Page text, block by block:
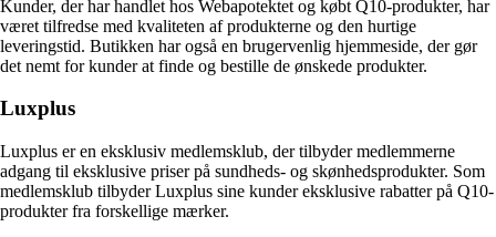
Kunder, der har handlet hos Webapotektet og købt Q10-produkter, har
været tilfredse med kvaliteten af produkterne og den hurtige
leveringstid. Butikken har også en brugervenlig hjemmeside, der gør
det nemt for kunder at finde og bestille de ønskede produkter.
Luxplus
Luxplus er en eksklusiv medlemsklub, der tilbyder medlemmerne
adgang til eksklusive priser på sundheds- og skønhedsprodukter. Som
medlemsklub tilbyder Luxplus sine kunder eksklusive rabatter på Q10-
produkter fra forskellige mærker.